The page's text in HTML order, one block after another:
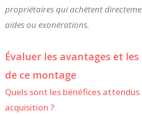
propriétaires qui achètent
aides ou exonérations.
Évaluer les avantages et
de ce montage
Quels sont les bénéfices attendus
acquisition ?